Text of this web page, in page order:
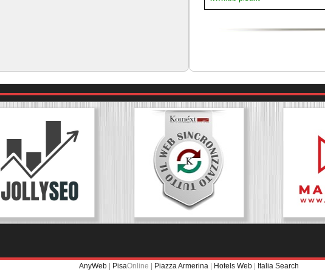
AnyWeb | PisaOnline | Piazza Armerina | Hotels Web | Italia Search